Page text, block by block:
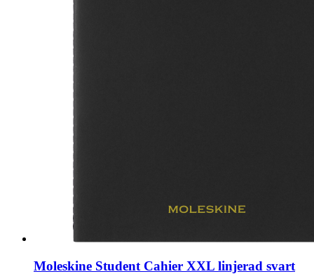
Moleskine Student Cahier XXL linjerad svart